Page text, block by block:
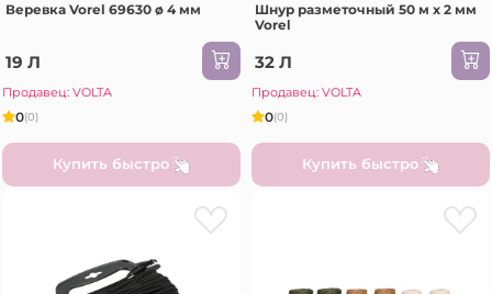
Веревка Vorel 69630 ø 4 мм
19 Л
Продавец: VOLTA
0(0)
Купить быстро
Шнур разметочный 50 м x 2 мм
Vorel
32 Л
Продавец: VOLTA
0(0)
Купить быстро